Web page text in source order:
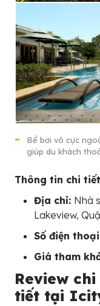
Bể bơi vô cực
giúp du khách
Thông tin chi
Địa chỉ: Nhà
Lakeview,
Số điện
Giá tham
Review
tiết tại